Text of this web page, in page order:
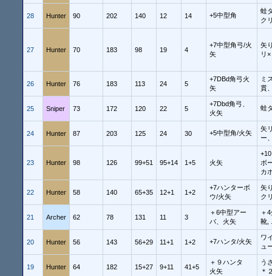
28 Hunter 90 202 140 12 14 +5中型角
蛙
ク
27 Hunter 70 183 98 19 4
+7中型角弓/火
矢
矢
リ
26 Hunter 76 183 113 24 5
+7DBd角弓火
矢
ミ
貫
25 Sniper 73 172 120 22 5
+7Dbd角弓、
火矢
蛙
24 Hunter 87 203 125 24 30 +5中型角/火矢
矢
ー
23 Hunter 98 126 99+51 95+14 1+5 火矢
ボ
カ
22 Hunter 58 140 65+35 12+1 1+2
+7ハンターボ
ウ/火矢
矢
ク
21 Archer 62 78 131 11 3
＋6中型アー
バ、火矢
＋
靴,
20 Hunter 56 143 56+29 11+1 1+2 +7ハンタ/火矢
ワ
ュ
19 Hunter 64 182 15+27 9+11 41+5
＋９ハンタ
火矢
う
＊